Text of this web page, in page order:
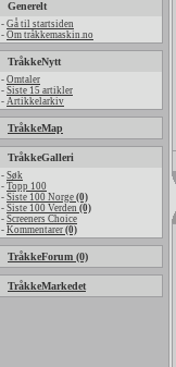
Generelt
- Gå til startsiden
- Om tråkkemaskin.no
TråkkeNytt
- Omtaler
- Siste 15 artikler
- Artikkelarkiv
TråkkeMap
TråkkeGalleri
- Søk
- Topp 100
- Siste 100 Norge (0)
- Siste 100 Verden (0)
- Screeners Choice
- Kommentarer (0)
TråkkeForum (0)
TråkkeMarkedet